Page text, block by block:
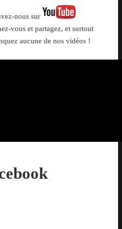
nous sur
vous et partagez, et surtout
aucune de nos vidéos !